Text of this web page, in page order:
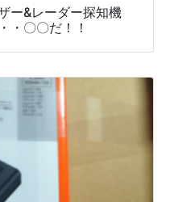
ー&レーダー探知機
・〇〇だ！！